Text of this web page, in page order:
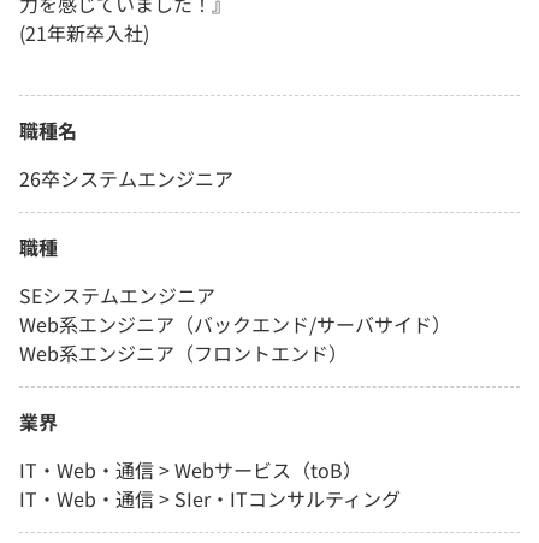
(21年新卒入社)
職種名
26卒システムエンジニア
職種
SEシステムエンジニア
Web系エンジニア（バックエンド/サーバサイド）
Web系エンジニア（フロントエンド）
業界
IT・Web・通信 > Webサービス（toB）
IT・Web・通信 > SIer・ITコンサルティング